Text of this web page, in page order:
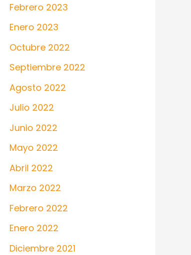
Febrero 2023
Enero 2023
Octubre 2022
Septiembre 2022
Agosto 2022
Julio 2022
Junio 2022
Mayo 2022
Abril 2022
Marzo 2022
Febrero 2022
Enero 2022
Diciembre 2021